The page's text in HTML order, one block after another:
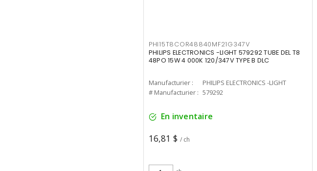
PHI15T8COR48840MF21G347V
PHILIPS ELECTRONICS -LIGHT 579292 TUBE DEL T8
48PO 15W 4 000K 120/347V TYPE B DLC
Manufacturier :
PHILIPS ELECTRONICS -LIGHT
# Manufacturier : 579292
En inventaire
16,81 $ / ch